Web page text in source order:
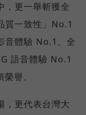
，更一舉斬獲全
質一致性」No.1
音體驗 No.1、全
語音體驗 No.1
譽。
，更代表台灣大